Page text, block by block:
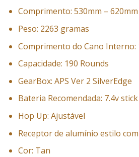
Comprimento: 530mm – 620mm
Peso: 2263 gramas
Comprimento do Cano Interno:
Capacidade: 190 Rounds
GearBox: APS Ver 2 SilverEdge
Bateria Recomendada: 7.4v
Hop Up: Ajustável
Receptor de alumínio estilo
Cor: Tan